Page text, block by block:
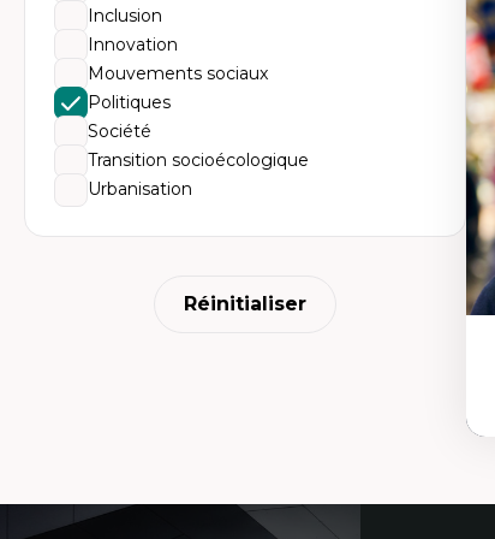
Inclusion
Innovation
Mouvements sociaux
Politiques
Société
Transition socioécologique
Urbanisation
Réinitialiser